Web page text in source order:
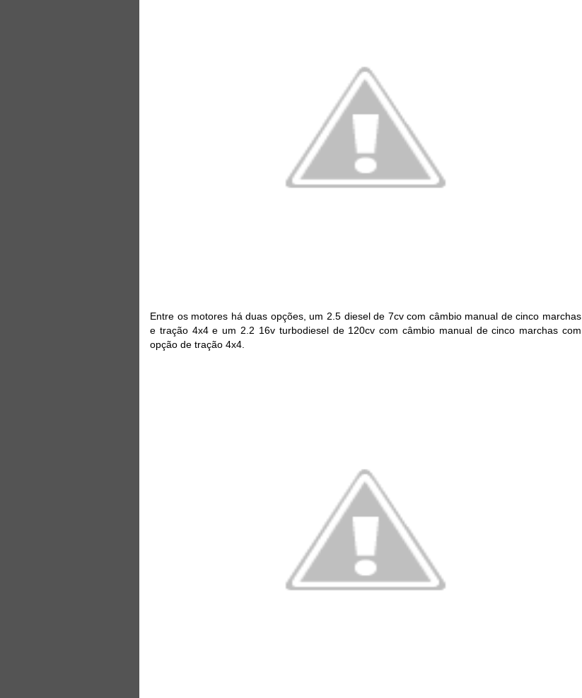
Entre os motores há duas opções, um 2.5 diesel de 7cv com câmbio manual de cinco marchas
e tração 4x4 e um 2.2 16v turbodiesel de 120cv com câmbio manual de cinco marchas com
opção de tração 4x4.